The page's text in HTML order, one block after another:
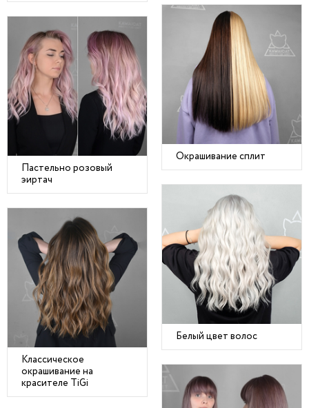
Окрашивание сплит
Пастельно розовый
эиртач
Белый цвет волос
Классическое
окрашивание на
красителе TiGi